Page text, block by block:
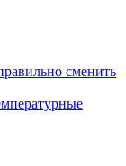
сменить